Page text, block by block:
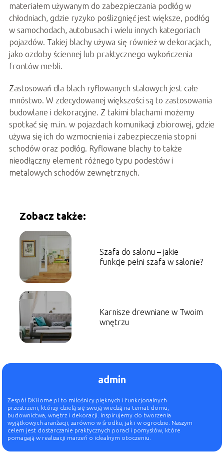
materiałem używanym do zabezpieczania podłóg w
chłodniach, gdzie ryzyko poślizgnięć jest większe, podłóg
w samochodach, autobusach i wielu innych kategoriach
pojazdów. Takiej blachy używa się również w dekoracjach,
jako ozdoby ściennej lub praktycznego wykończenia
frontów mebli.
Zastosowań dla blach ryflowanych stalowych jest całe
mnóstwo. W zdecydowanej większości są to zastosowania
budowlane i dekoracyjne. Z takimi blachami możemy
spotkać się m.in. w pojazdach komunikacji zbiorowej, gdzie
używa się ich do wzmocnienia i zabezpieczenia stopni
schodów oraz podłóg. Ryflowane blachy to także
nieodłączny element różnego typu podestów i
metalowych schodów zewnętrznych.
Zobacz także:
Szafa do salonu – jakie
funkcje pełni szafa w salonie?
Karnisze drewniane w Twoim
wnętrzu
admin
Zespół DKHome.pl to miłośnicy pięknych i funkcjonalnych
przestrzeni, którzy dzielą się swoją wiedzą na temat domu,
budownictwa, wnętrz i dekoracji. Inspirujemy do tworzenia
wyjątkowych aranżacji, zarówno w środku, jak i w ogrodzie. Naszym
celem jest dostarczanie praktycznych porad i pomysłów, które
pomagają w realizacji marzeń o idealnym otoczeniu.